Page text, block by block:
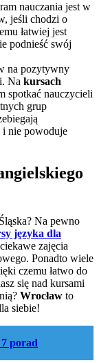
nauczania jest w
jeśli chodzi o
łatwiej jest
podnieść swój
na pozytywny
Na kursach
spotkać nauczycieli
grup
i nie powoduje
Na pewno
języka dla
zajęcia
Ponadto wiele
czemu łatwo do
się nad kursami
Wrocław to
siebie!
porad